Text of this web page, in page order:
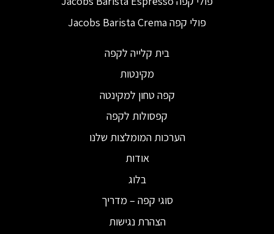
פולי קפה Jacobs Barista Crema
בית קלייה לקפה
מקינטות
קפה טחון למקינטה
קפסולות לקפה
הערכות המומלצות שלנו
אודות
בלוג
סוגי קפה – מדריך
הצהרת נגישות